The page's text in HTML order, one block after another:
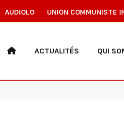
AUDIOLO UNION COMMUNISTE
ACTUALITÉS QUI